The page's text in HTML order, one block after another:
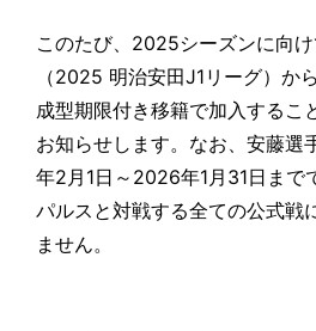
このたび、2025シーズンに向
（2025 明治安田J1リーグ）か
成型期限付き移籍で加入するこ
お知らせします。なお、安藤選
年2月1日～2026年1月31日まで
パルスと対戦する全ての公式戦
ません。